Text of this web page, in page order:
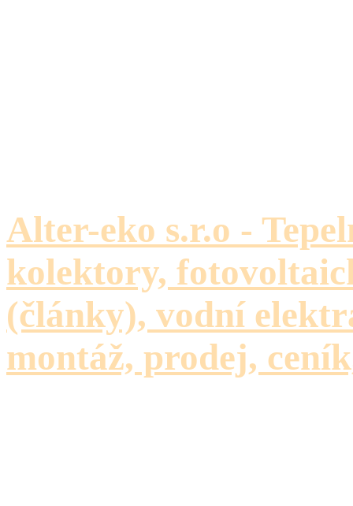
Alter-eko s.r.o -
kolektory,
(články), vodní
montáž, prodej,